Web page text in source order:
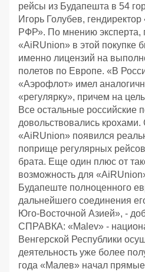
рейсы из Будапешта в 54
Игорь Голубев,
РФР». По мнению эксперта,
«AiRUnion» в этой покупке
именно лицензий на
полетов по Европе. «В
«Аэрофлот» имел
«регулярку», причем на
Все остальные российские
довольствовались
«AiRUnion» появился
поприще регулярных
брата. Еще один плюс от
возможность для
Будапеште полноценного
дальнейшего соединения
Юго-Восточной Азией», -
СПРАВКА: «Malev» -
Венгерской Республики
деятельность уже более
года «Малев» начал